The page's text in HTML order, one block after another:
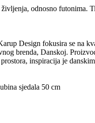
odnosno futonima.
Design fokusira se na
brenda, Danskoj.
inspiracija je
sjedala 50 cm